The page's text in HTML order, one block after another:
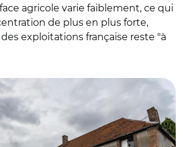
agricole varie faiblement, ce qui
de plus en plus forte,
exploitations française reste "à